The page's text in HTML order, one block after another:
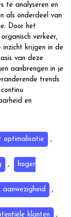
te analyseren en
als onderdeel van
Door het
verkeer,
inzicht krijgen in de
van deze
aanbrengen in je
trends
en
optimalisatie ,
, hoger
aanwezigheid ,
klanten ,